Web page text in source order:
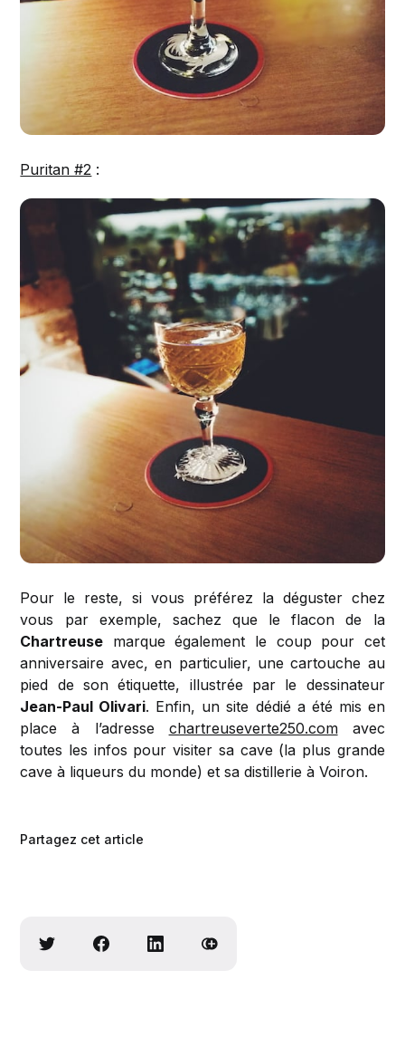
Puritan #2 :
Pour le reste, si vous préférez la déguster chez
vous par exemple, sachez que le flacon de la
Chartreuse marque également le coup pour cet
anniversaire avec, en particulier, une cartouche au
pied de son étiquette, illustrée par le dessinateur
Jean-Paul Olivari. Enfin, un site dédié a été mis en
place à l’adresse chartreuseverte250.comavec
toutes les infos pour visiter sa cave (la plus grande
cave à liqueurs du monde) et sa distillerie à Voiron.
Partagez cet article